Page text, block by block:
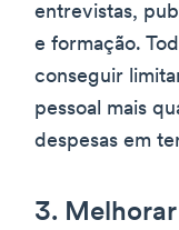
entrevistas,
e formação.
conseguir
pessoal mais
despesas em
3.